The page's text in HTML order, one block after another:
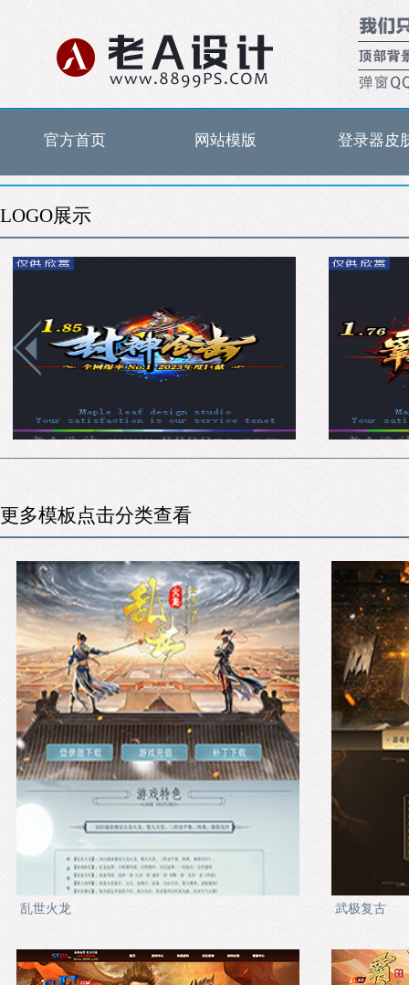
官方首页 网站模版 登录器皮
LOGO展示
更多模板点击分类查看
乱世火龙 武极复古